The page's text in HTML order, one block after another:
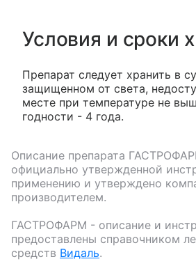
Условия и сроки
Препарат следует хранить в
защищенном от света,
месте при температуре не
годности - 4 года.
Описание препарата
официально утвержденной
применению и утверждено
производителем.
ГАСТРОФАРМ - описание и
предоставлены справочником
средств Видаль.